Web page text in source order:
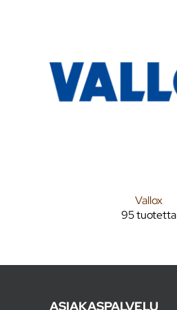
Vallox
95 tuotetta
ASIAKASPALVELU